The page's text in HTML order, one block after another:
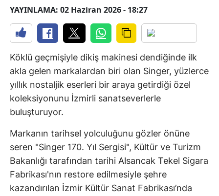
YAYINLAMA: 02 Haziran 2026 - 18:27
Köklü geçmişiyle dikiş makinesi dendiğinde ilk
akla gelen markalardan biri olan Singer, yüzlerce
yıllık nostaljik eserleri bir araya getirdiği özel
koleksiyonunu İzmirli sanatseverlerle
buluşturuyor.
Markanın tarihsel yolculuğunu gözler önüne
seren "Singer 170. Yıl Sergisi", Kültür ve Turizm
Bakanlığı tarafından tarihi Alsancak Tekel Sigara
Fabrikası'nın restore edilmesiyle şehre
kazandırılan İzmir Kültür Sanat Fabrikası’nda